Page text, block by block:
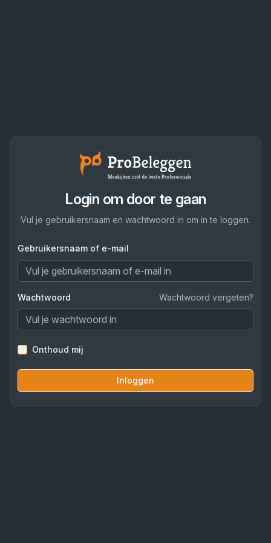
Login om door te gaan
Vul je gebruikersnaam en wachtwoord in om in te loggen.
Gebruikersnaam of e-mail
Wachtwoord Wachtwoord vergeten?
Onthoud mij
Inloggen